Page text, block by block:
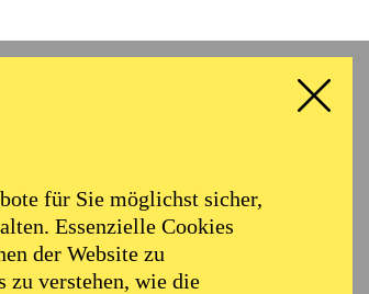
für Sie möglichst sicher,
Essenzielle Cookies
der Website zu
zu verstehen, wie die